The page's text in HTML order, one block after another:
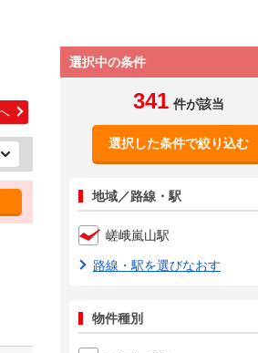
選択中の条件
341 件が該当
選択した条件で絞り込む
地域／路線・駅
嵯峨嵐山駅
路線・駅を選びなおす
物件種別